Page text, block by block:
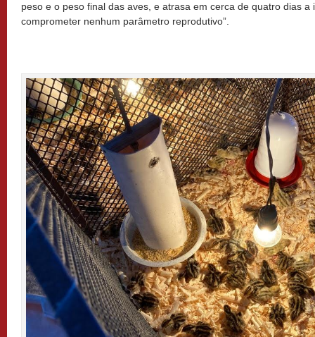
peso e o peso final das aves, e atrasa em cerca de quatro dias
comprometer nenhum parâmetro reprodutivo”.